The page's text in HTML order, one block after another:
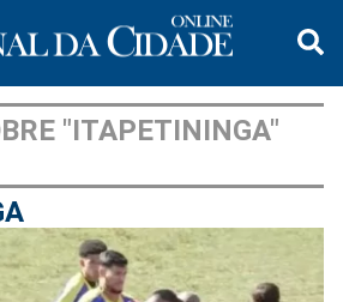
"ITAPETININGA"